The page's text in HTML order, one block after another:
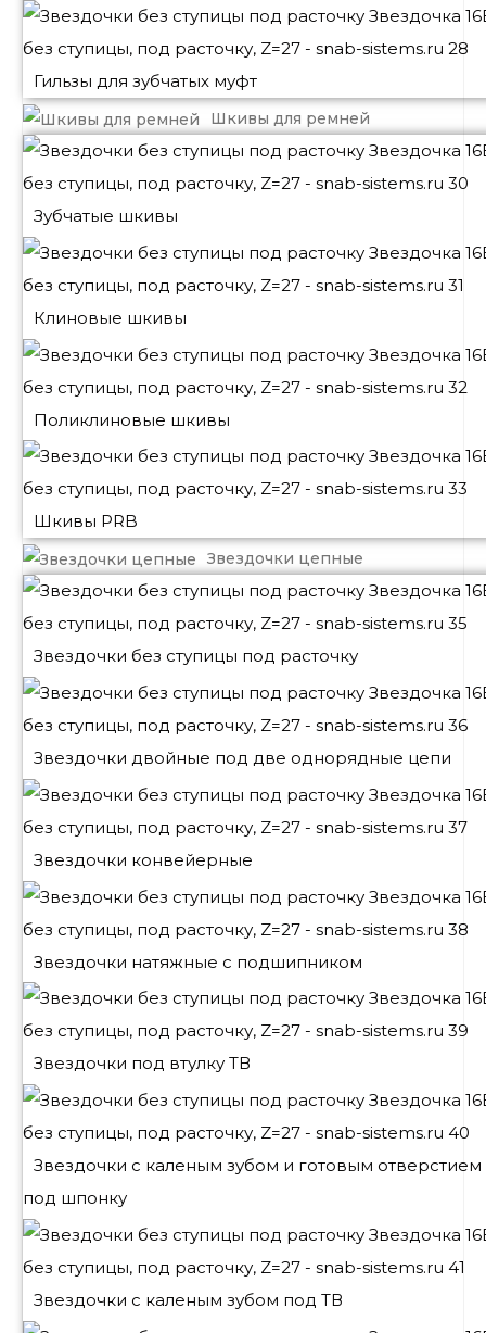
Гильзы для зубчатых муфт
Шкивы для ремней
Зубчатые шкивы
Клиновые шкивы
Поликлиновые шкивы
Шкивы PRB
Звездочки цепные
Звездочки без ступицы под расточку
Звездочки двойные под две однорядные цепи
Звездочки конвейерные
Звездочки натяжные с подшипником
Звездочки под втулку ТВ
Звездочки с каленым зубом и готовым отверстием
под шпонку
Звездочки с каленым зубом под ТВ